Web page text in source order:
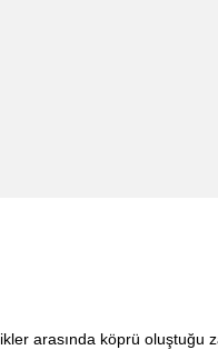
arasında köprü oluştuğu